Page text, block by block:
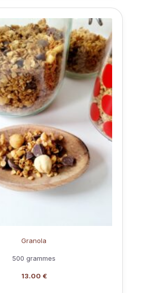
Granola
500 grammes
13.00 €